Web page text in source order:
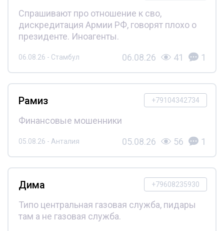
Спрашивают про отношение к сво,
дискредитация Армии РФ, говорят плохо о
президенте. Иноагенты.
06.08.26 - Стамбул 06.08.26 41 1
+79104342734
Рамиз
Финансовые мошенники
05.08.26 - Анталия 05.08.26 56 1
+79608235930
Дима
Типо центральная газовая служба, пидары
там а не газовая служба.